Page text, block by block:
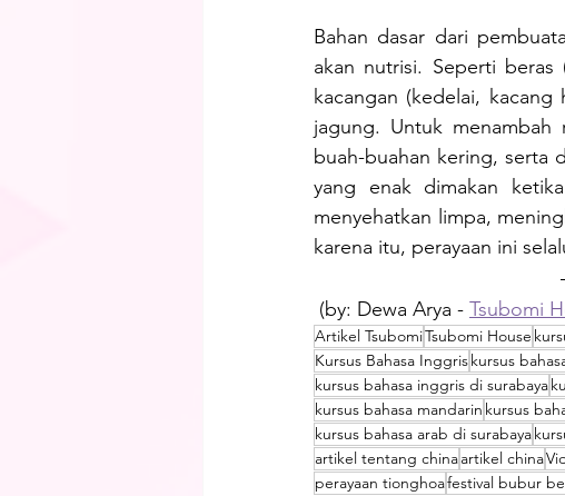
Bahan dasar dari
akan nutrisi. Seperti
kacangan (kedelai,
jagung. Untuk
buah-buahan kering, serta
yang enak dimakan
menyehatkan limpa,
karena itu, perayaan ini
(by: Dewa Arya - Tsubomi
Artikel TsubomiTsubomi House
Kursus Bahasa Inggriskursus
kursus bahasa inggris di surabaya
kursus bahasa mandarin kursus
kursus bahasa arab di surabaya
artikel tentang chinaartikel china
perayaan tionghoafestival bubur